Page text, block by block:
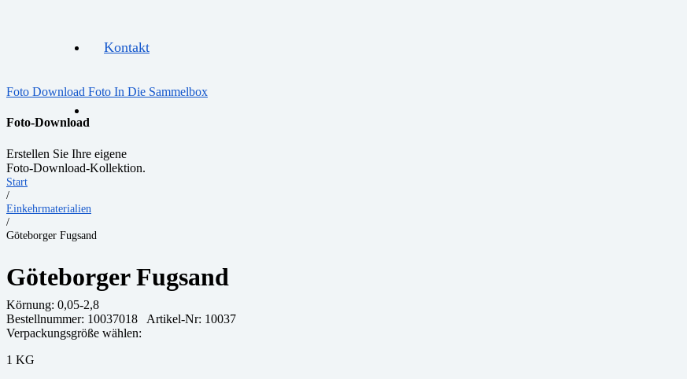
Kontakt
Foto Download Foto In Die Sammelbox
Foto-Download
Erstellen Sie Ihre eigene
Foto-Download-Kollektion.
Start
/
Einkehrmaterialien
/
Göteborger Fugsand
Göteborger Fugsand
Körnung: 0,05-2,8
Bestellnummer: 10037018
Artikel-Nr: 10037
Verpackungsgröße wählen:
1 KG